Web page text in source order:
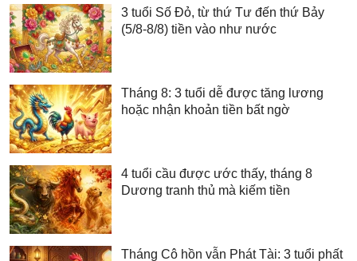
3 tuổi Số Đỏ, từ thứ Tư đến thứ Bảy
(5/8-8/8) tiền vào như nước
Tháng 8: 3 tuổi dễ được tăng lương
hoặc nhận khoản tiền bất ngờ
4 tuổi cầu được ước thấy, tháng 8
Dương tranh thủ mà kiếm tiền
Tháng Cô hồn vẫn Phát Tài: 3 tuổi phất